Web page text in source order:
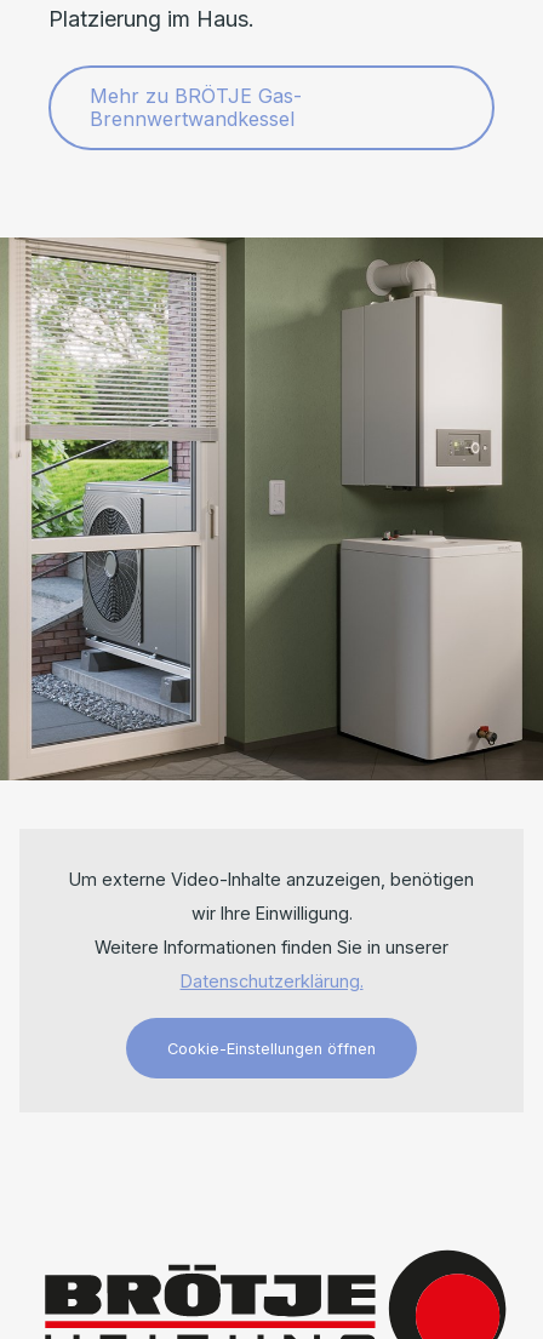
Platzierung im Haus.
Mehr zu BRÖTJE Gas-
Brennwertwandkessel
Um externe Video-Inhalte anzuzeigen, benötigen
wir Ihre Einwilligung.
Weitere Informationen finden Sie in unserer
Datenschutzerklärung.
Cookie-Einstellungen öffnen